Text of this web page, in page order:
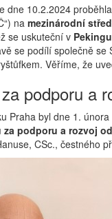
dne 10.2.2024 proběhla
na mezinárodní
se uskuteční v
se podílí společně se
Věříme, že
podporu a
Praha byl dne 1.
za podporu a rozvoj
CSc., čestného